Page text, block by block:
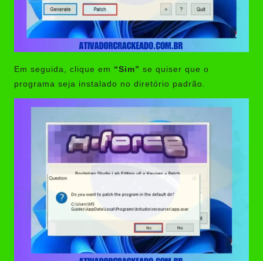
Em seguida, clique em “Sim” se quiser que o
programa seja instalado no diretório padrão.